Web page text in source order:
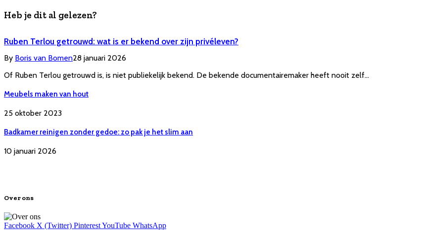
Heb je dit al gelezen?
Ruben Terlou getrouwd: wat is er bekend over zijn privéleven?
By Boris van Bomen28 januari 2026
Of Ruben Terlou getrouwd is, is niet publiekelijk bekend. De bekende documentairemaker heeft nooit zelf…
Meubels maken van hout
25 oktober 2023
Badkamer reinigen zonder gedoe: zo pak je het slim aan
10 januari 2026
Over ons
Facebook X (Twitter) PinterestYouTube WhatsApp